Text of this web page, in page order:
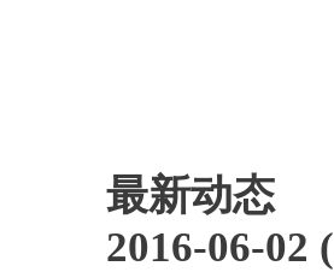
最新动态
2016-06-02